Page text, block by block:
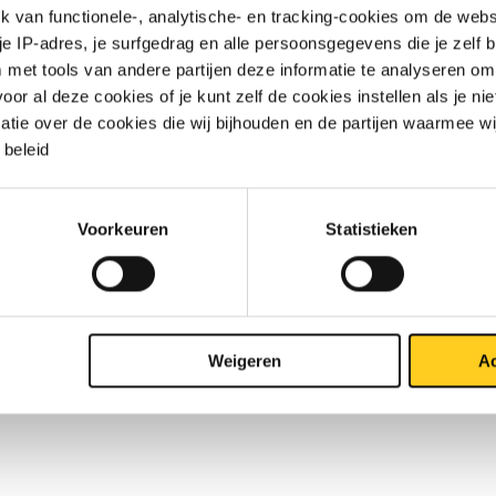
van functionele-, analytische- en tracking-cookies om de
IP-adres, je surfgedrag en alle persoonsgegevens die je zelf
met tools van andere partijen deze informatie te analyseren
al deze cookies of je kunt zelf de cookies instellen als je
over de cookies die wij bijhouden en de partijen waarmee
Voorkeuren Statistieken
Weigeren